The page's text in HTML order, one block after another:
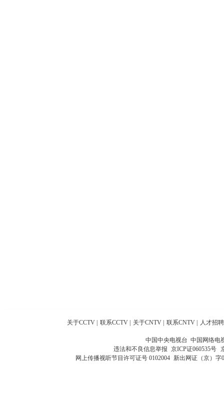
关于CCTV 联系CCTV 关于CNTV 联系CNTV 人才招聘
中国中央电视台 中国网络电
违法和不良信息举报 京ICP证060535号
网上传播视听节目许可证号 0102004 新出网证（京）